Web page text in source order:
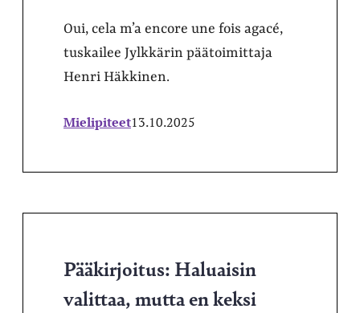
Oui, cela m’a encore une fois agacé,
tuskailee Jylkkärin päätoimittaja
Henri Häkkinen.
Mielipiteet13.10.2025
Pääkirjoitus: Haluaisin
valittaa, mutta en keksi